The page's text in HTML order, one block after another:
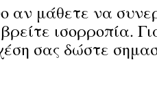
μάθετε να
ισορροπία.
σας δώστε